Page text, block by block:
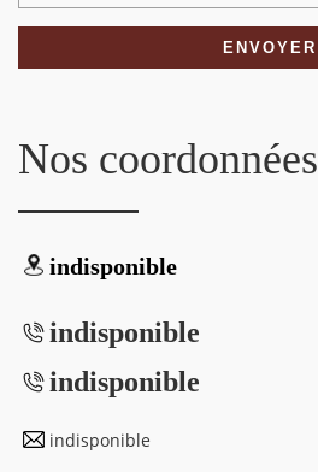
Nos coordonnées
indisponible
indisponible
indisponible
indisponible